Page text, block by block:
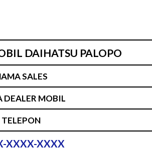
DAIHATSU PALOPO
SALES
DEALER MOBIL
TELEPON
XXXX-XXXX